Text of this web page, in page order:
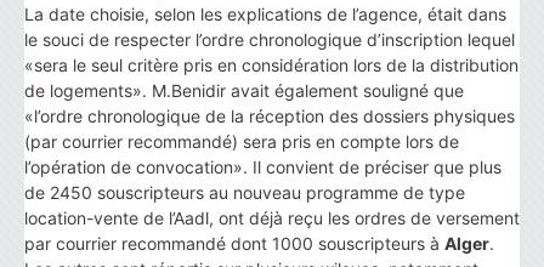
La date choisie, selon les explications de l’agence, était dans
le souci de respecter l’ordre chronologique d’inscription lequel
«sera le seul critère pris en considération lors de la distribution
de logements». M.Benidir avait également souligné que
«l’ordre chronologique de la réception des dossiers physiques
(par courrier recommandé) sera pris en compte lors de
l’opération de convocation». Il convient de préciser que plus
de 2450 souscripteurs au nouveau programme de type
location-vente de l’Aadl, ont déjà reçu les ordres de versement
par courrier recommandé dont 1000 souscripteurs à Alger.